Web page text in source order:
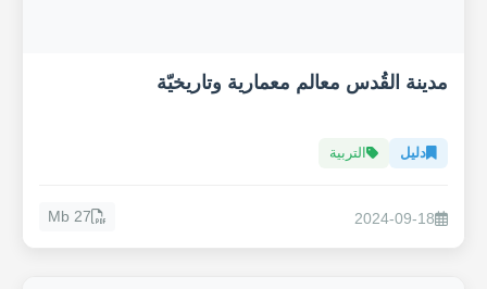
مدينة القُدس معالم معمارية وتاريخيّة
دليل التربية
2024-09-18
27 Mb